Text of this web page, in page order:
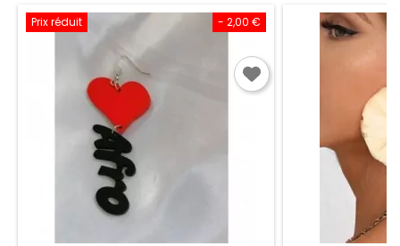
- 2,00 €
Prix réduit